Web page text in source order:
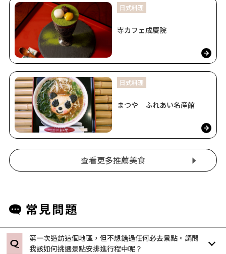
日式料理
寺カフェ成慶院
日式料理
まつや ふれあい名産館
查看更多推薦美食
第一次造訪這個地區，但不想錯過任何必去景點。請問
我該如何挑選景點安排進行程中呢？